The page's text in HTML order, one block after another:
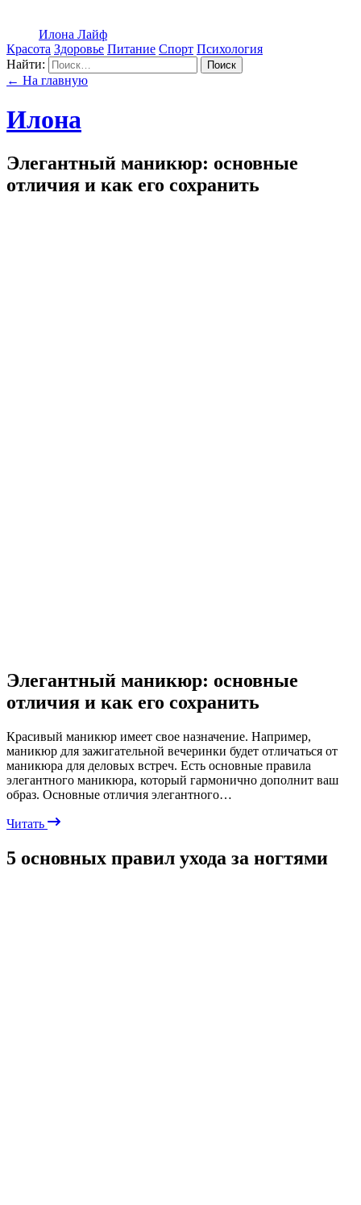
Илона Лайф
Красота Здоровье Питание Спорт Психология
Найти:
Поиск
← На главную
Илона
Элегантный маникюр: основные
отличия и как его сохранить
Элегантный маникюр: основные
отличия и как его сохранить
Красивый маникюр имеет свое назначение. Например,
маникюр для зажигательной вечеринки будет отличаться от
маникюра для деловых встреч. Есть основные правила
элегантного маникюра, который гармонично дополнит ваш
образ. Основные отличия элегантного…
Читать
5 основных правил ухода за ногтями